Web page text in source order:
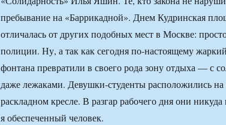
пребывание на «Баррикадной». Днем Кудринская
отличалась от других подобных мест в Москве:
полиции. Ну, а так как сегодня по-настоящему
фонтана превратили в своего рода зону отдыха — с
даже лежаками. Девушки-студенты расположились
раскладном кресле. В разгар рабочего дня они
я обеспеченный человек.